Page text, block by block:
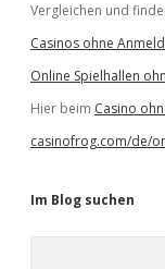
Vergleichen und
Casinos ohne
Online Spielhallen
Hier beim Casino
casinofrog.com/de/
Im Blog suchen